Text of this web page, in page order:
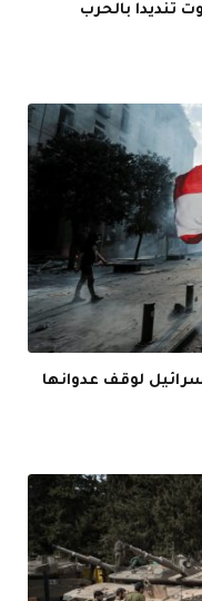
تنديدا بالحرب
لوقف عدوانها